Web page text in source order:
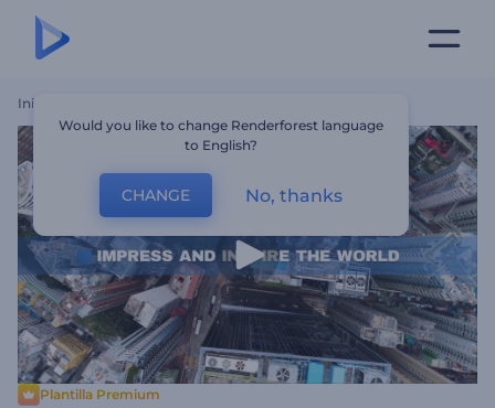
Inicio
Plantilla Premium
Would you like to change Renderforest language
to English?
CHANGE No, thanks